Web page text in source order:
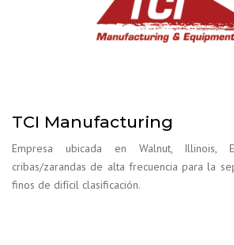
TCI Manufacturing
Empresa ubicada en Walnut, Illinois,
cribas/zarandas de alta frecuencia para la
finos de difícil clasificación.